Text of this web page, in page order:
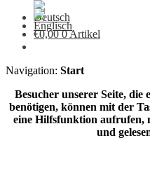
€0,00 0 Artikel
Navigation: Start
Besucher unserer Seite,
benötigen, können mit der
eine Hilfsfunktion aufrufen,
und